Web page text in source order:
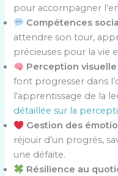
pour accompagner
Compétences
attendre son tour,
précieuses pour la vie
Perception visuelle
font progresser dans
l’apprentissage de la
détaillée sur la
Gestion des
réjouir d’un progrès,
une défaite.
Résilience au